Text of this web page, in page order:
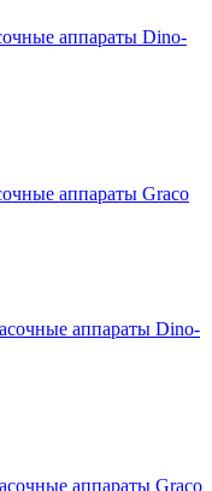
аппараты Dino-
аппараты Graco
аппараты Dino-
аппараты Graco